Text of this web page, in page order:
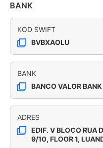
BANK
KOD SWIFT
BVBXAOLU
BANK
BANCO VALOR BANK
ADRES
EDIF. V BLOCO RUA
9/10, FLOOR 1,